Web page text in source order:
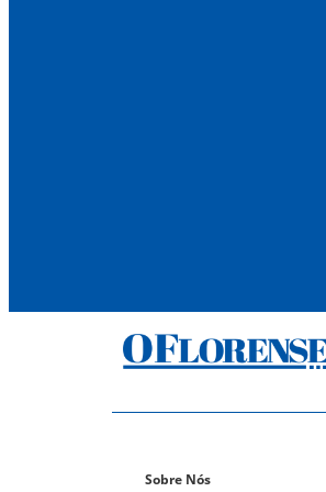
Sobre Nós